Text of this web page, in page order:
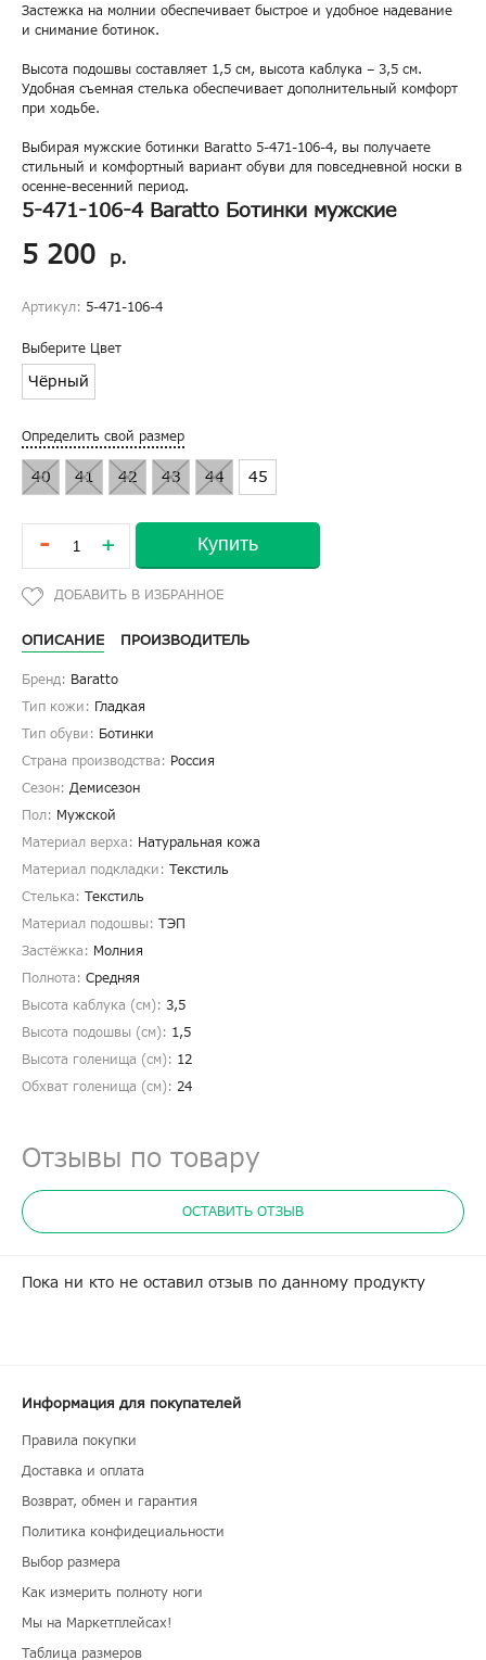
Застежка на молнии обеспечивает быстрое и удобное надевание
и снимание ботинок.
Высота подошвы составляет 1,5 см, высота каблука – 3,5 см.
Удобная съемная стелька обеспечивает дополнительный комфорт
при ходьбе.
Выбирая мужские ботинки Baratto 5-471-106-4, вы получаете
стильный и комфортный вариант обуви для повседневной носки в
осенне-весенний период.
5-471-106-4 Baratto Ботинки мужские
5 200 р.
Артикул: 5-471-106-4
Выберите Цвет
Чёрный
Определить свой размер
40 41 42 43 44 45
- + Купить
ОПИСАНИЕ ПРОИЗВОДИТЕЛЬ
Бренд: Baratto
Тип кожи: Гладкая
Тип обуви: Ботинки
Страна производства: Россия
Сезон: Демисезон
Пол: Мужской
Материал верха: Натуральная кожа
Материал подкладки: Текстиль
Стелька: Текстиль
Материал подошвы: ТЭП
Застёжка: Молния
Полнота: Средняя
Высота каблука (см): 3,5
Высота подошвы (см): 1,5
Высота голенища (cм): 12
Обхват голенища (cм): 24
Отзывы по товару
ОСТАВИТЬ ОТЗЫВ
Пока ни кто не оставил отзыв по данному продукту
Информация для покупателей
Правила покупки
Доставка и оплата
Возврат, обмен и гарантия
Политика конфидециальности
Выбор размера
Как измерить полноту ноги
Мы на Маркетплейсах!
Таблица размеров